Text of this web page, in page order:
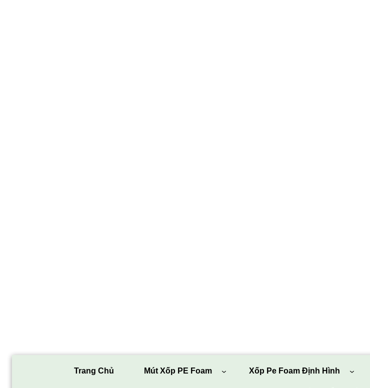
Trang Chủ Mút Xốp PE Foam Xốp Pe Foam Định Hình